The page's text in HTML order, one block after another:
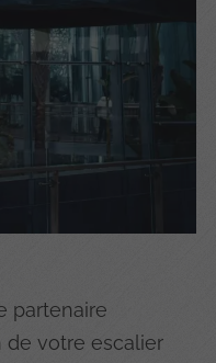
partenaire
de votre escalier